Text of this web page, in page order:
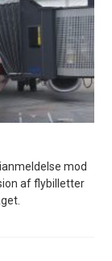
mod
af flybilletter